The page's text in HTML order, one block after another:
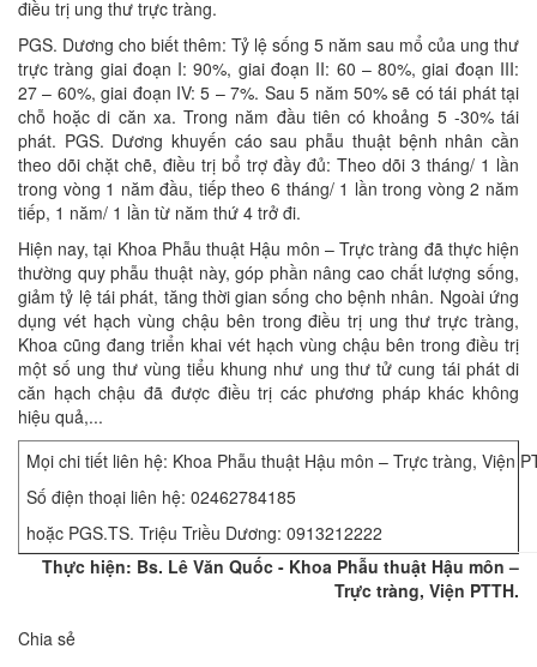
điều trị ung thư trực tràng.
PGS. Dương cho biết thêm: Tỷ lệ sống 5 năm sau mổ của ung thư
trực tràng giai đoạn I: 90%, giai đoạn II: 60 – 80%, giai đoạn III:
27 – 60%, giai đoạn IV: 5 – 7%. Sau 5 năm 50% sẽ có tái phát tại
chỗ hoặc di căn xa. Trong năm đầu tiên có khoảng 5 -30% tái
phát. PGS. Dương khuyến cáo sau phẫu thuật bệnh nhân cần
theo dõi chặt chẽ, điều trị bổ trợ đầy đủ: Theo dõi 3 tháng/ 1 lần
trong vòng 1 năm đầu, tiếp theo 6 tháng/ 1 lần trong vòng 2 năm
tiếp, 1 năm/ 1 lần từ năm thứ 4 trở đi.
Hiện nay, tại Khoa Phẫu thuật Hậu môn – Trực tràng đã thực hiện
thường quy phẫu thuật này, góp phần nâng cao chất lượng sống,
giảm tỷ lệ tái phát, tăng thời gian sống cho bệnh nhân. Ngoài ứng
dụng vét hạch vùng chậu bên trong điều trị ung thư trực tràng,
Khoa cũng đang triển khai vét hạch vùng chậu bên trong điều trị
một số ung thư vùng tiểu khung như ung thư tử cung tái phát di
căn hạch chậu đã được điều trị các phương pháp khác không
hiệu quả,...
Mọi chi tiết liên hệ: Khoa Phẫu thuật Hậu môn – Trực tràng, Viện
Số điện thoại liên hệ: 02462784185
hoặc PGS.TS. Triệu Triều Dương: 0913212222
Thực hiện: Bs. Lê Văn Quốc - Khoa Phẫu thuật Hậu môn –
Trực tràng, Viện PTTH.
Chia sẻ